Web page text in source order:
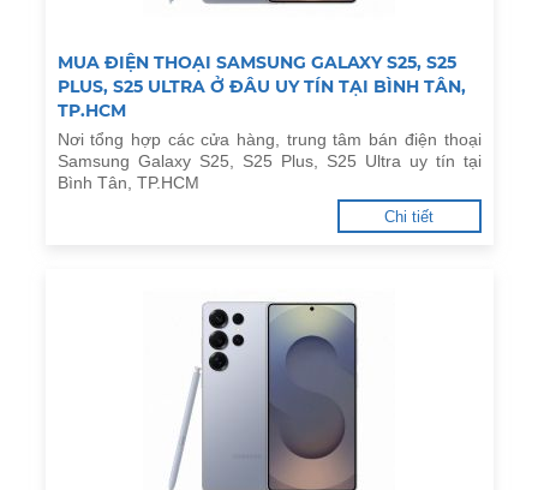
MUA ĐIỆN THOẠI SAMSUNG GALAXY S25, S25
PLUS, S25 ULTRA Ở ĐÂU UY TÍN TẠI BÌNH TÂN,
TP.HCM
Nơi tổng hợp các cửa hàng, trung tâm bán điện thoại
Samsung Galaxy S25, S25 Plus, S25 Ultra uy tín tại
Bình Tân, TP.HCM
Chi tiết